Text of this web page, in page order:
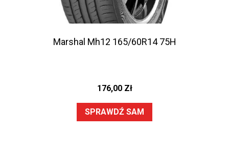
Marshal Mh12 165/60R14 75H
176,00 Zł
SPRAWDŹ SAM